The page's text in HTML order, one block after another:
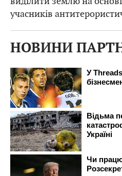
учасників
НОВИНИ